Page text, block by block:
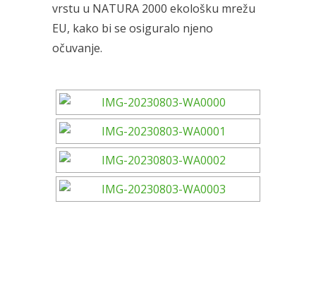
vrstu u NATURA 2000 ekološku mrežu
EU, kako bi se osiguralo njeno
očuvanje.